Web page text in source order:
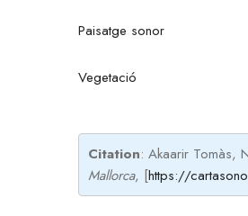
Paisatge sonor
Vegetació
Citation: Akaarir Tomàs,
Mallorca, [https://